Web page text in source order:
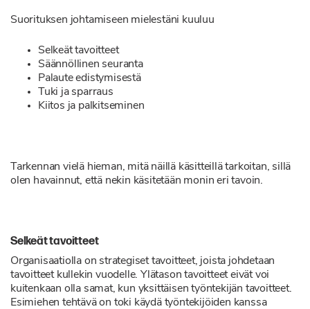
Suorituksen johtamiseen mielestäni kuuluu
Selkeät tavoitteet
Säännöllinen seuranta
Palaute edistymisestä
Tuki ja sparraus
Kiitos ja palkitseminen
Tarkennan vielä hieman, mitä näillä käsitteillä tarkoitan, sillä
olen havainnut, että nekin käsitetään monin eri tavoin.
Selkeät tavoitteet
Organisaatiolla on strategiset tavoitteet, joista johdetaan
tavoitteet kullekin vuodelle. Ylätason tavoitteet eivät voi
kuitenkaan olla samat, kun yksittäisen työntekijän tavoitteet.
Esimiehen tehtävä on toki käydä työntekijöiden kanssa